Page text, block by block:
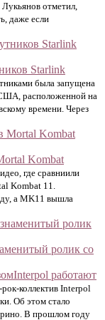
отметил,
даже если
Starlink
была запущена
расположенной на
времени. Через
Kombat
где сравниили
Kombat 11.
а MK11 вышла
ролик со
Interpol работают
коллектив Interpol
Об этом стало
В прошлом году